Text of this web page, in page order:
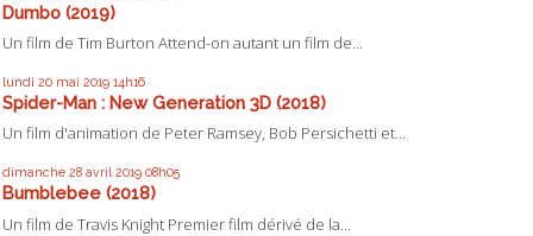
Dumbo (2019)
Un film de Tim Burton Attend-on autant un film de...
lundi 20 mai 2019 14h16
Spider-Man : New Generation 3D (2018)
Un film d'animation de Peter Ramsey, Bob Persichetti et...
dimanche 28 avril 2019 08h05
Bumblebee (2018)
Un film de Travis Knight Premier film dérivé de la...